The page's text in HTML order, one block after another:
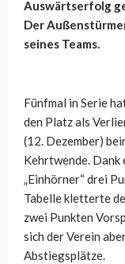
Auswärtserfolg
Der
seines Teams.
Fünfmal in Serie
den Platz als
(12. Dezember)
Kehrtwende. Dank
„Einhörner“ drei
Tabelle kletterte
zwei Punkten
sich der Verein
Abstiegsplätze.